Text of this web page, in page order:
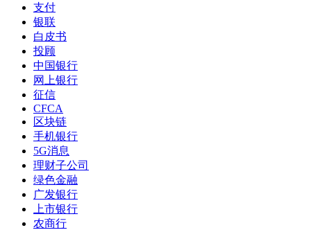
支付
银联
白皮书
投顾
中国银行
网上银行
征信
CFCA
区块链
手机银行
5G消息
理财子公司
绿色金融
广发银行
上市银行
农商行